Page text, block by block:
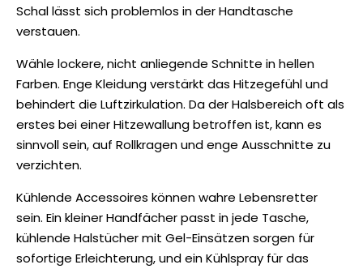
Schal lässt sich problemlos in der Handtasche
verstauen.
Wähle lockere, nicht anliegende Schnitte in hellen
Farben. Enge Kleidung verstärkt das Hitzegefühl und
behindert die Luftzirkulation. Da der Halsbereich oft als
erstes bei einer Hitzewallung betroffen ist, kann es
sinnvoll sein, auf Rollkragen und enge Ausschnitte zu
verzichten.
Kühlende Accessoires können wahre Lebensretter
sein. Ein kleiner Handfächer passt in jede Tasche,
kühlende Halstücher mit Gel-Einsätzen sorgen für
sofortige Erleichterung, und ein Kühlspray für das